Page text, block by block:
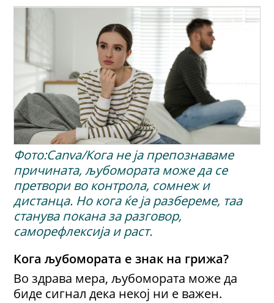
Фото:Canva/Кога не ја препознаваме
причината, љубомората може да се
претвори во контрола, сомнеж и
дистанца. Но кога ќе ја разбереме, таа
станува покана за разговор,
саморефлексија и раст.
Кога љубомората е знак на грижа?
Во здрава мера, љубомората може да
биде сигнал дека некој ни е важен.